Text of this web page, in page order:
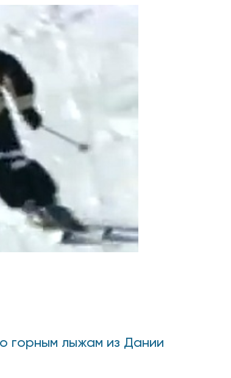
горным лыжам из Дании